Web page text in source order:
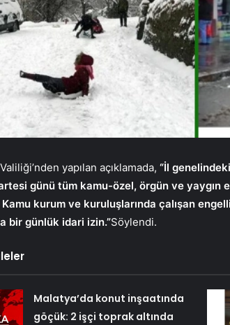
yapılan açıklamada, “İl
günü tüm kamu-özel, örgün ve
kurum ve kuruluşlarında çalışan
bir günlük idari izin.”Söylendi.
Malatya’da konut inşaatında
göçük: 2 işçi toprak altında